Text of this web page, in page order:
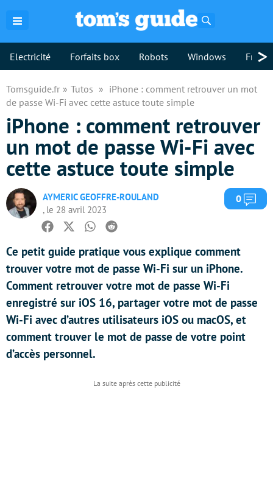
Electricité Forfaits box Robots Windows >
Tomsguide.fr Tutos
iPhone : comment retrouver un mot
de passe Wi-Fi avec cette astuce toute simple
iPhone : comment retrouver
un mot de passe Wi-Fi avec
cette astuce toute simple
AYMERIC GEOFFRE-ROULAND
, le 28 avril 2023
0
Facebook
TwitterWhatsapp
Reddit
Ce petit guide pratique vous explique comment
trouver votre mot de passe Wi-Fi sur un iPhone.
Comment retrouver votre mot de passe Wi-Fi
enregistré sur iOS 16, partager votre mot de passe
Wi-Fi avec d’autres utilisateurs iOS ou macOS, et
comment trouver le mot de passe de votre point
d’accès personnel.